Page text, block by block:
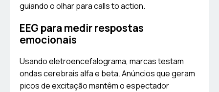
guiando o olhar para calls to action.
EEG para medir respostas
emocionais
Usando eletroencefalograma, marcas testam
ondas cerebrais alfa e beta. Anúncios que geram
picos de excitação mantêm o espectador